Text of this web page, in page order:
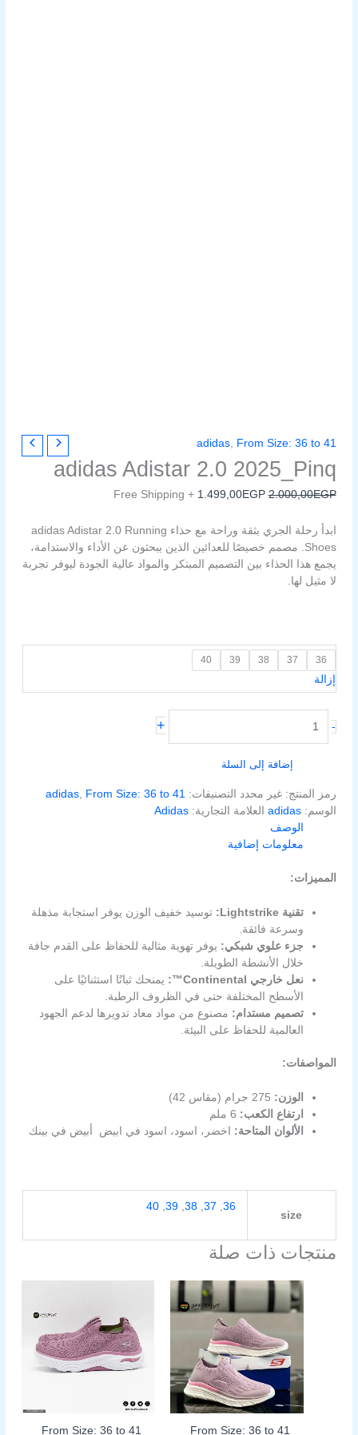
adidas, From Size: 36 to 41
adidas Adistar 2.0 2025_Pinq
2.000,00EGP
السعر
الأصلي
هو:
2.000,00EGP.
1.499,00EGP
السعر
الحالي
هو:
1.499,00EGP.
+ Free Shipping
ابدأ رحلة الجري بثقة وراحة مع حذاء adidas Adistar 2.0 Running
Shoes. مصمم خصيصًا للعدائين الذين يبحثون عن الأداء والاستدامة،
يجمع هذا الحذاء بين التصميم المبتكر والمواد عالية الجودة ليوفر تجربة
لا مثيل لها.
36
37
38
39
40
إزالة
-
كمية
adidas
Adistar
2.0
+
إضافة إلى السلة
رمز المنتج:غير محدد التصنيفات: adidas, From Size: 36 to 41
الوسم:adidas العلامة التجارية:Adidas
الوصف
معلومات إضافية
المميزات:
تقنية Lightstrike:
توسيد خفيف الوزن يوفر استجابة مذهلة
وسرعة فائقة.
جزء علوي شبكي: يوفر تهوية مثالية للحفاظ على القدم جافة
خلال الأنشطة الطويلة.
نعل خارجي Continental™:
يمنحك ثباتًا استثنائيًا على
الأسطح المختلفة حتى في الظروف الرطبة.
تصميم مستدام: مصنوع من مواد معاد تدويرها لدعم الجهود
العالمية للحفاظ على البيئة.
المواصفات:
الوزن:
ارتفاع الكعب:
الألوان المتاحة: اخضر، اسود، اسود في ابيض أبيض في بينك
size
36
,
37
,
38
,
39
,
40
منتجات ذات صلة
From Size: 36 to 41
السعر
الأصلي
هو:
1.199,00EGP.
السعر
الحالي
هو:
899,00EGP.
هناك
العديد
من
الأشكال
المختلفة
لهذا
المنتج.
يمكن
From Size: 36 to 41
1.199,00EGP.
899,00EGP.
الأشكال
المختلفة
لهذا